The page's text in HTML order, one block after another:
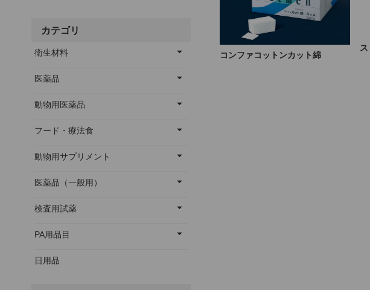
コンファコットンカット綿
カテゴリ
衛生材料
医薬品
動物用医薬品
フード・療法食
動物用サプリメント
医薬品（一般用）
検査用試薬
PA用品目
日用品